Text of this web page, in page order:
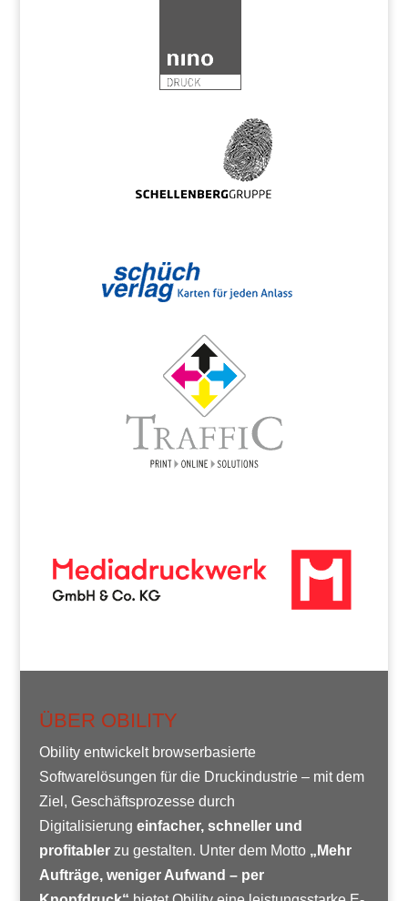
ÜBER OBILITY
Obility entwickelt browserbasierte
Softwarelösungen für die Druckindustrie – mit dem
Ziel, Geschäftsprozesse durch
Digitalisierung einfacher, schneller und
profitablerzu gestalten. Unter dem Motto „Mehr
Aufträge, weniger Aufwand – per